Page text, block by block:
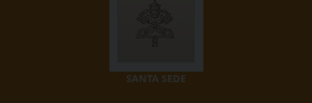
SANTA SEDE